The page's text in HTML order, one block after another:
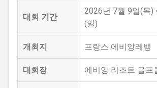
대회 기간
2026년 7월 9일(목)
(일)
개최지 프랑스 에비앙레뱅
대회장 에비앙 리조트 골프